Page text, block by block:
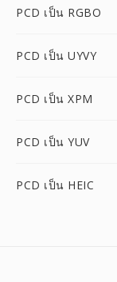
PCD เป็น RGBO
PCD เป็น UYVY
PCD เป็น XPM
PCD เป็น YUV
PCD เป็น HEIC